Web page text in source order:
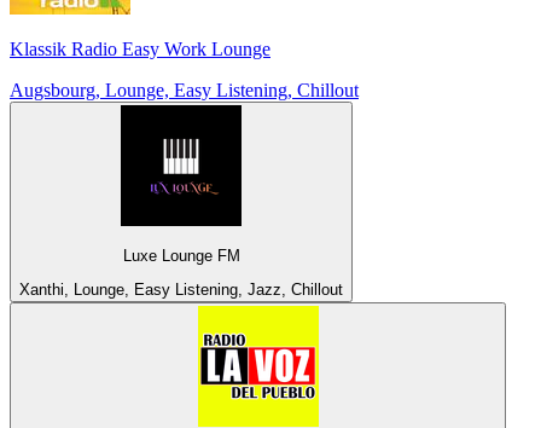
Klassik Radio Easy Work Lounge
Augsbourg, Lounge, Easy Listening, Chillout
Luxe Lounge FM
Xanthi, Lounge, Easy Listening, Jazz, Chillout